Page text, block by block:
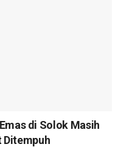
di Solok Masih
Ditempuh